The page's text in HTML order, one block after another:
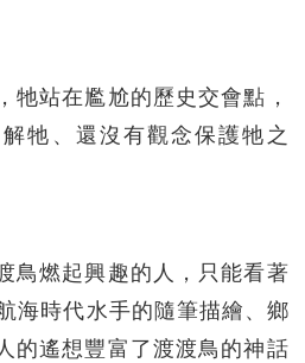
牠站在尷尬的歷史交會點，
牠、還沒有觀念保護牠之
鳥燃起興趣的人，只能看著
海時代水手的隨筆描繪、鄉
的遙想豐富了渡渡鳥的神話